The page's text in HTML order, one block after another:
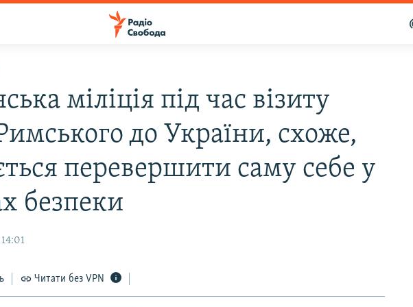
міліція під час візиту
до України, схоже,
перевершити саму себе у
безпеки
Читати без VPN